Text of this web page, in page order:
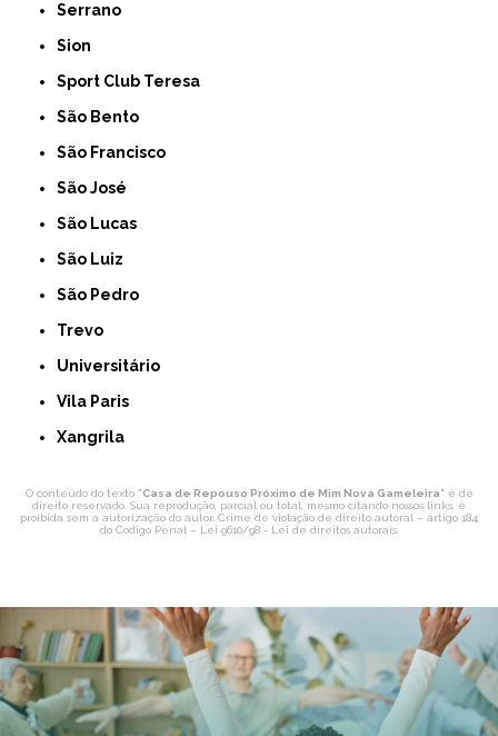
Serrano
Sion
Sport Club Teresa
São Bento
São Francisco
São José
São Lucas
São Luiz
São Pedro
Trevo
Universitário
Vila Paris
Xangrila
O conteúdo do texto "Casa de Repouso Próximo de Mim Nova Gameleira" é de
direito reservado. Sua reprodução, parcial ou total, mesmo citando nossos links, é
proibida sem a autorização do autor. Crime de violação de direito autoral – artigo 184
do Código Penal – Lei 9610/98 - Lei de direitos autorais.